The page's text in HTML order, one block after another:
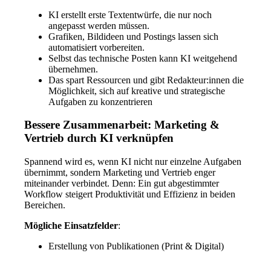
KI erstellt erste Textentwürfe, die nur noch
angepasst werden müssen.
Grafiken, Bildideen und Postings lassen sich
automatisiert vorbereiten.
Selbst das technische Posten kann KI weitgehend
übernehmen.
Das spart Ressourcen und gibt Redakteur:innen die
Möglichkeit, sich auf kreative und strategische
Aufgaben zu konzentrieren
Bessere Zusammenarbeit: Marketing &
Vertrieb durch KI verknüpfen
Spannend wird es, wenn KI nicht nur einzelne Aufgaben
übernimmt, sondern Marketing und Vertrieb enger
miteinander verbindet. Denn: Ein gut abgestimmter
Workflow steigert Produktivität und Effizienz in beiden
Bereichen.
Mögliche Einsatzfelder:
Erstellung von Publikationen (Print & Digital)